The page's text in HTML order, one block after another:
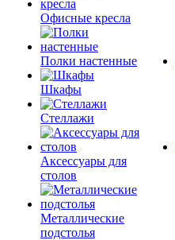
Офисные кресла
Полки настенные
Шкафы
Стеллажи
Аксессуары для
столов
Металлические
подстолья